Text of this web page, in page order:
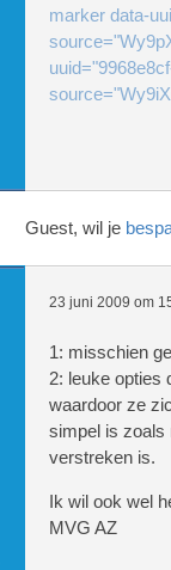
marker data-
Guest, wil je
23 juni 2009 om
1: misschien
2: leuke opties
waardoor ze
simpel is zoals
verstreken is.
Ik wil ook wel
MVG AZ